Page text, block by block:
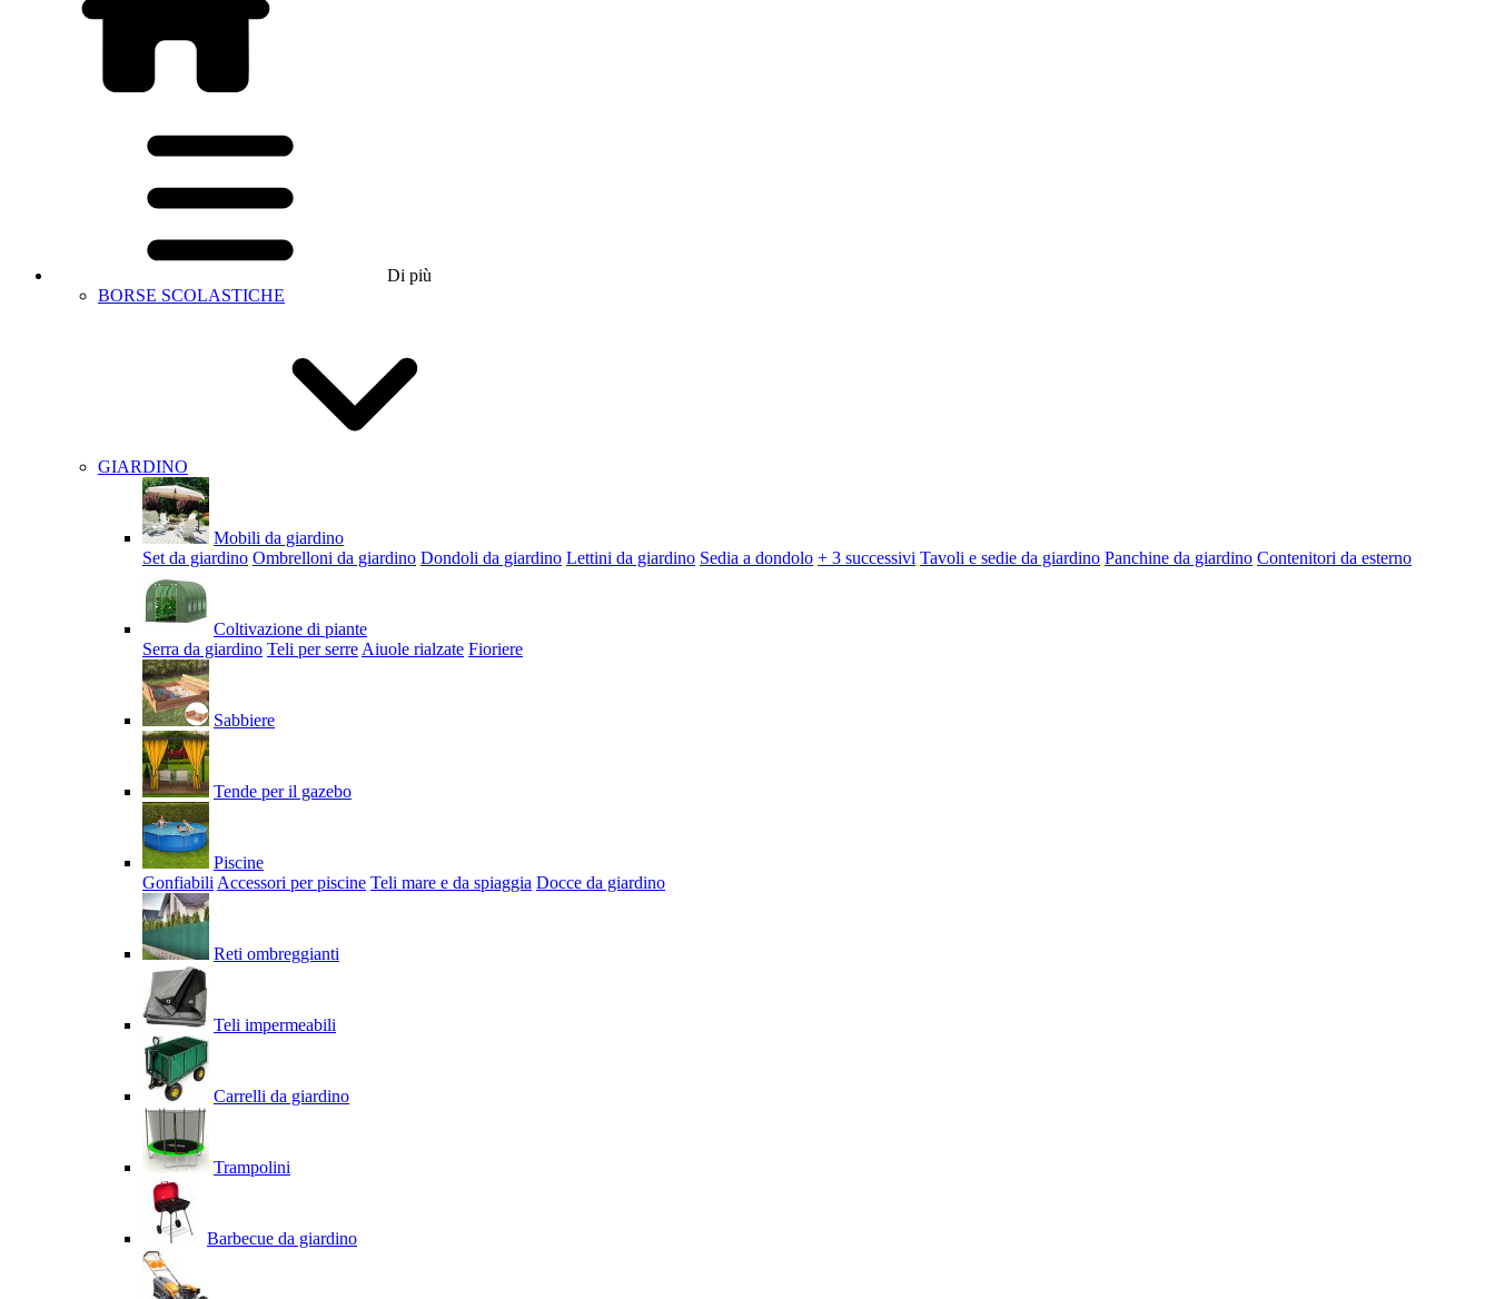
Di più
BORSE SCOLASTICHE
GIARDINO
Mobili da giardino
Set da giardino Ombrelloni da giardino Dondoli da giardino Lettini da giardino Sedia a dondolo + 3 successivi Tavoli e sedie da giardino Panchine da giardino Contenitori da esterno
Coltivazione di piante
Serra da giardino Teli per serre Aiuole rialzate Fioriere
Sabbiere
Tende per il gazebo
Piscine
Gonfiabili Accessori per piscine Teli mare e da spiaggia Docce da giardino
Reti ombreggianti
Teli impermeabili
Carrelli da giardino
Trampolini
Barbecue da giardino